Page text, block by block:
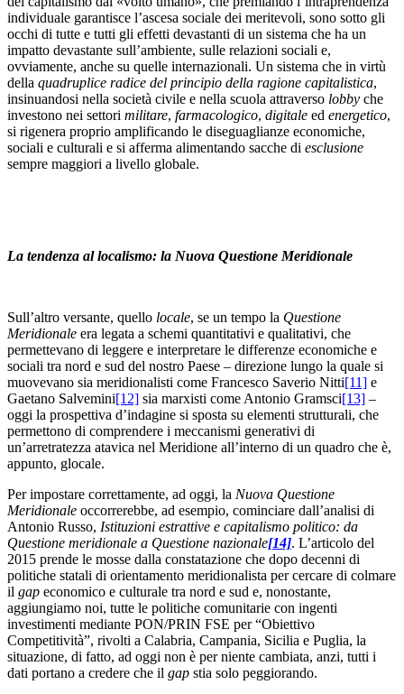
individuale garantisce l’ascesa sociale dei meritevoli, sono sotto gli
occhi di tutte e tutti gli effetti devastanti di un sistema che ha un
impatto devastante sull’ambiente, sulle relazioni sociali e,
ovviamente, anche su quelle internazionali. Un sistema che in virtù
della quadruplice radice del principio della ragione capitalistica,
insinuandosi nella società civile e nella scuola attraverso lobby che
investono nei settori militare, farmacologico, digitale ed energetico,
si rigenera proprio amplificando le diseguaglianze economiche,
sociali e culturali e si afferma alimentando sacche di esclusione
sempre maggiori a livello globale.
La tendenza al localismo: la Nuova Questione Meridionale
Sull’altro versante, quello locale, se un tempo la Questione
Meridionale era legata a schemi quantitativi e qualitativi, che
permettevano di leggere e interpretare le differenze economiche e
sociali tra nord e sud del nostro Paese – direzione lungo la quale si
muovevano sia meridionalisti come Francesco Saverio Nitti[11] e
Gaetano Salvemini[12] sia marxisti come Antonio Gramsci[13] –
oggi la prospettiva d’indagine si sposta su elementi strutturali, che
permettono di comprendere i meccanismi generativi di
un’arretratezza atavica nel Meridione all’interno di un quadro che è,
appunto, glocale.
Per impostare correttamente, ad oggi, la Nuova Questione
Meridionale occorrerebbe, ad esempio, cominciare dall’analisi di
Antonio Russo, Istituzioni estrattive e capitalismo politico: da
Questione meridionale a Questione nazionale[14]. L’articolo del
2015 prende le mosse dalla constatazione che dopo decenni di
politiche statali di orientamento meridionalista per cercare di colmare
il gap economico e culturale tra nord e sud e, nonostante,
aggiungiamo noi, tutte le politiche comunitarie con ingenti
investimenti mediante PON/PRIN FSE per “Obiettivo
Competitività”, rivolti a Calabria, Campania, Sicilia e Puglia, la
situazione, di fatto, ad oggi non è per niente cambiata, anzi, tutti i
dati portano a credere che il gap stia solo peggiorando.